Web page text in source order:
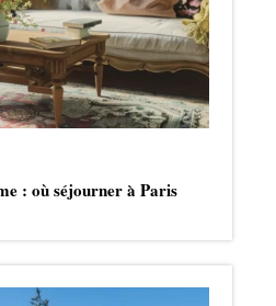
: où séjourner à Paris